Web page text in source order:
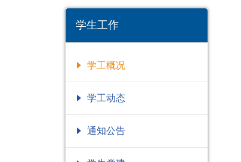
学生工作
学工概况
学工动态
通知公告